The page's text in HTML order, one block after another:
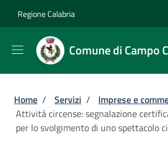
Regione Calabria
Comune di Campo
Briciole di pane
Home / Servizi / Imprese e
Attività circense: segnalazione
per lo svolgimento di uno spettacolo